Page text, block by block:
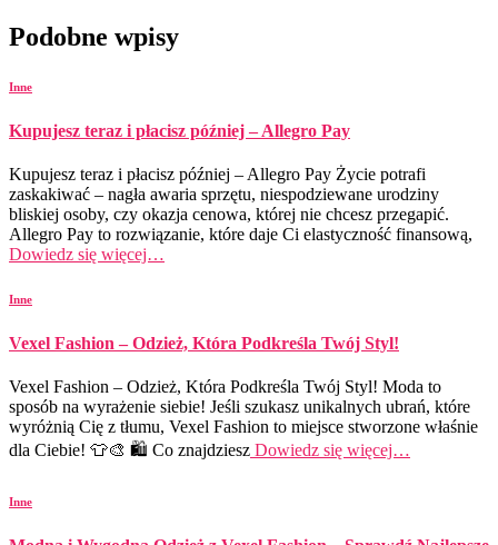
Podobne wpisy
Inne
Kupujesz teraz i płacisz później – Allegro Pay
Kupujesz teraz i płacisz później – Allegro Pay Życie potrafi
zaskakiwać – nagła awaria sprzętu, niespodziewane urodziny
bliskiej osoby, czy okazja cenowa, której nie chcesz przegapić.
Allegro Pay to rozwiązanie, które daje Ci elastyczność finansową,
Dowiedz się więcej…
Inne
Vexel Fashion – Odzież, Która Podkreśla Twój Styl!
Vexel Fashion – Odzież, Która Podkreśla Twój Styl! Moda to
sposób na wyrażenie siebie! Jeśli szukasz unikalnych ubrań, które
wyróżnią Cię z tłumu, Vexel Fashion to miejsce stworzone właśnie
dla Ciebie! 👕🎨 🛍️ Co znajdziesz Dowiedz się więcej…
Inne